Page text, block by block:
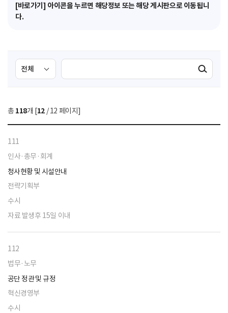
[바로가기] 아이콘을 누르면 해당정보 또는 해당 게시판으로 이동됩니
다.
검
색
선
택
색
검색실행
총 118개 [12 / 12 페이지]
111
인사·총무·회계
청사현황 및 시설안내
전략기획부
수시
자료 발생후 15일 이내
112
법무·노무
공단 정관 및 규정
혁신경영부
수시